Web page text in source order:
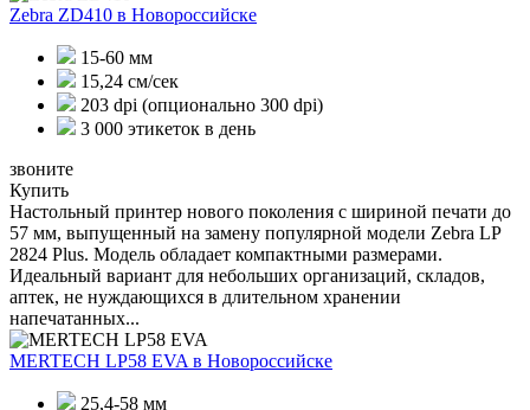
Zebra ZD410 в Новороссийске
15-60 мм
15,24 см/сек
203 dpi (опционально 300 dpi)
3 000 этикеток в день
звоните
Купить
Настольный принтер нового поколения с шириной печати до
57 мм, выпущенный на замену популярной модели Zebra LP
2824 Plus. Модель обладает компактными размерами.
Идеальный вариант для небольших организаций, складов,
аптек, не нуждающихся в длительном хранении
напечатанных...
MERTECH LP58 EVA в Новороссийске
25,4-58 мм